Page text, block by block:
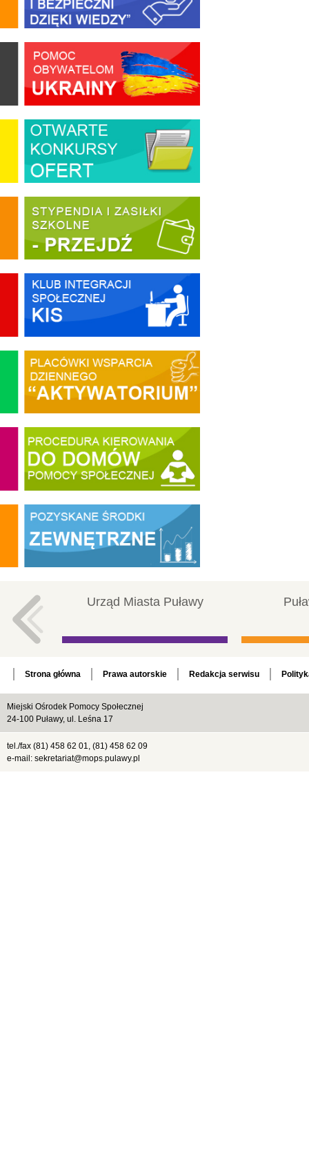
Urząd Miasta Puławy
Strona główna Prawa autorskie Redakcja serwisu
Miejski Ośrodek Pomocy Społecznej
24-100 Puławy, ul. Leśna 17
tel./fax (81) 458 62 01, (81) 458 62 09
e-mail: sekretariat@mops.pulawy.pl